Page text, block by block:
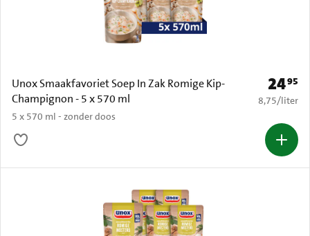
Unox Smaakfavoriet Soep In Zak Romige Kip-
Champignon - 5 x 570 ml
5 x 570 ml - zonder doos
Prijs: €
2495
€ 8,75 per
8,75/liter